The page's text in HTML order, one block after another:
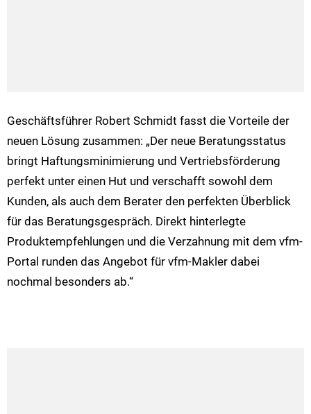
Geschäftsführer Robert Schmidt fasst die Vorteile der
neuen Lösung zusammen: „Der neue Beratungsstatus
bringt Haftungsminimierung und Vertriebsförderung
perfekt unter einen Hut und verschafft sowohl dem
Kunden, als auch dem Berater den perfekten Überblick
für das Beratungsgespräch. Direkt hinterlegte
Produktempfehlungen und die Verzahnung mit dem vfm-
Portal runden das Angebot für vfm-Makler dabei
nochmal besonders ab.“